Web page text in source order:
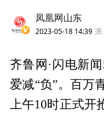
凤凰网山东
2023-05-18 14:39
齐鲁网·闪电新
爱减“负”。百万
上午10时正式